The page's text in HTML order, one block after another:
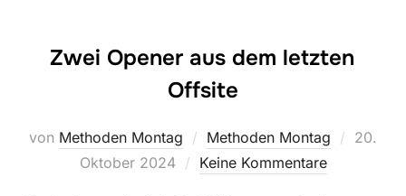
Zwei Opener aus dem letzten
Offsite
von Methoden Montag Methoden Montag
20.
Oktober 2024
Keine Kommentare